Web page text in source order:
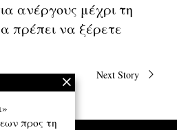
ανέργους μέχρι τη
πρέπει να ξέρετε
Next Story
προς τη